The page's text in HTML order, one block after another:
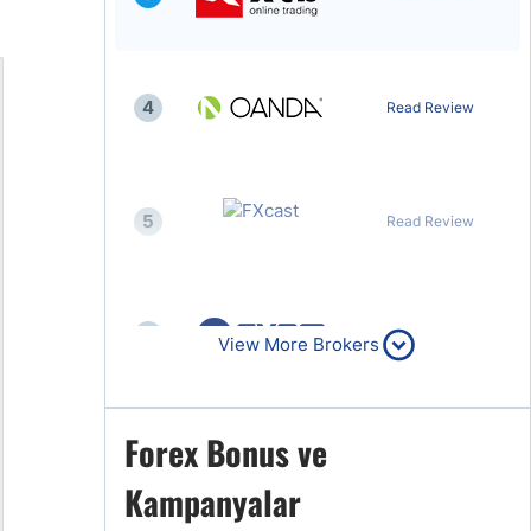
4 Read Review
5 Read Review
Read Review
7
View More Brokers
Forex Bonus ve
Kampanyalar